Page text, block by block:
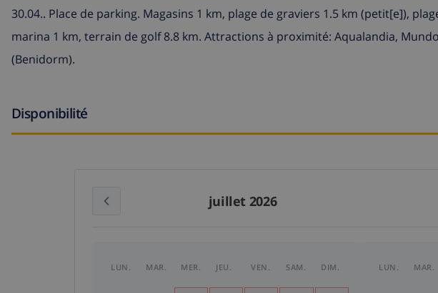
30.04.. Place de parking. Magasins 1 km, plage de graviers 1.5 km (petit[e]),
marina 1 km, terrain de golf 8.8 km. Attractions à proximité: Aqualandia,
(Benidorm).
Disponibilité
juillet 2026
LUN. MAR. MER. JEU. VEN. SAM. DIM. LUN. MAR.